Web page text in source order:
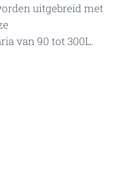
uitgebreid met
van 90 tot 300L.